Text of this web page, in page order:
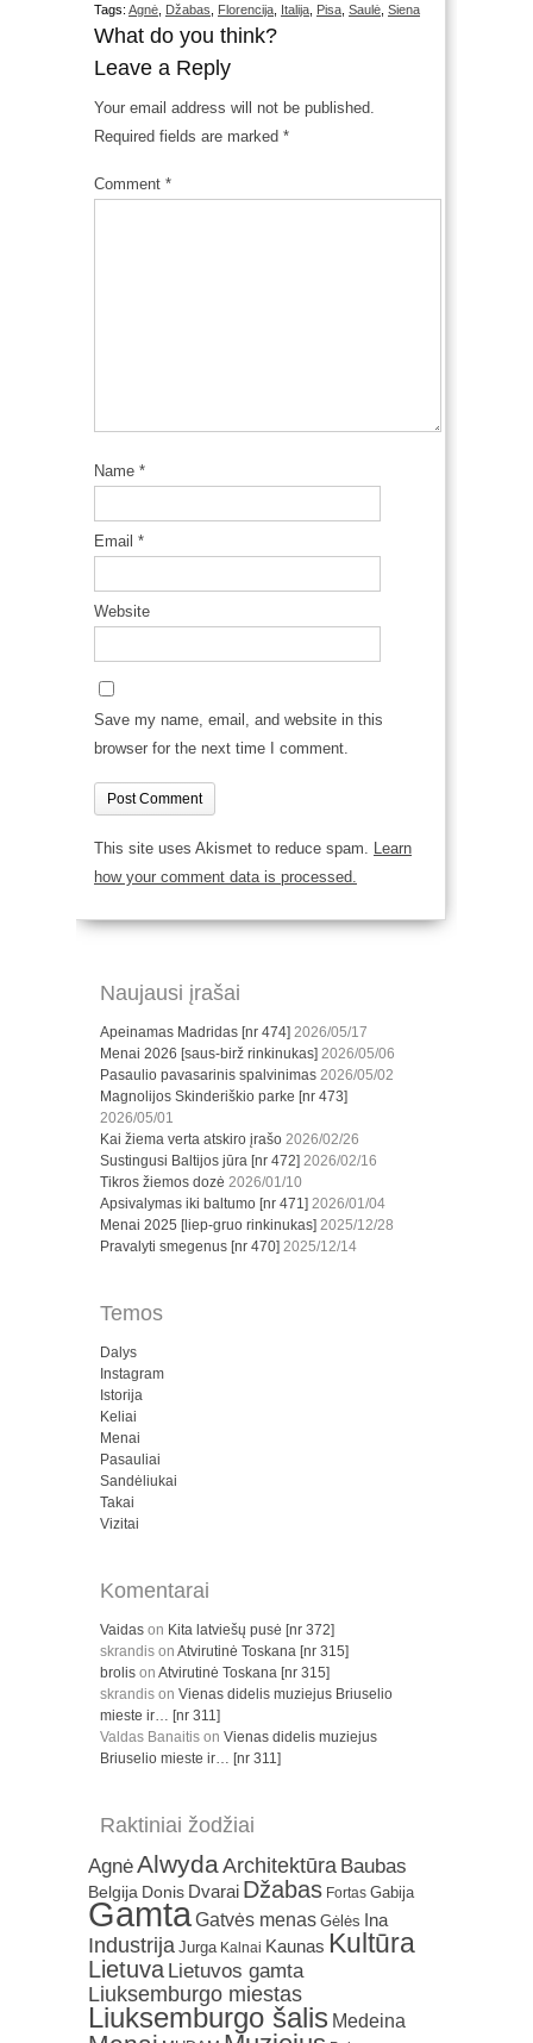
Tags: Agnė Džabas Florencija Italija Pisa Saulė Siena
What do you think?
Leave a Reply
Your email address will not be published.
Required fields are marked *
Comment *
Name *
Email *
Website
Save my name, email, and website in this
browser for the next time I comment.
This site uses Akismet to reduce spam. Learn
how your comment data is processed.
Naujausi įrašai
Apeinamas Madridas [nr 474] 2026/05/17
Menai 2026 [saus-birž rinkinukas] 2026/05/06
Pasaulio pavasarinis spalvinimas 2026/05/02
Magnolijos Skinderiškio parke [nr 473]
2026/05/01
Kai žiema verta atskiro įrašo 2026/02/26
Sustingusi Baltijos jūra [nr 472] 2026/02/16
Tikros žiemos dozė 2026/01/10
Apsivalymas iki baltumo [nr 471] 2026/01/04
Menai 2025 [liep-gruo rinkinukas] 2025/12/28
Pravalyti smegenus [nr 470] 2025/12/14
Temos
Dalys
Instagram
Istorija
Keliai
Menai
Pasauliai
Sandėliukai
Takai
Vizitai
Komentarai
Vaidas on Kita latviešų pusė [nr 372]
skrandis on Atvirutinė Toskana [nr 315]
brolis on Atvirutinė Toskana [nr 315]
skrandis on Vienas didelis muziejus Briuselio
mieste ir… [nr 311]
Valdas Banaitis on Vienas didelis muziejus
Briuselio mieste ir… [nr 311]
Raktiniai žodžiai
Agnė Alwyda Architektūra Baubas
Belgija Donis Dvarai Džabas Fortas Gabija
Gamta Gatvės menas Gėlės Ina
Industrija Jurga Kalnai Kaunas Kultūra
Lietuva Lietuvos gamta
Liuksemburgo miestas
Liuksemburgo šalis Medeina